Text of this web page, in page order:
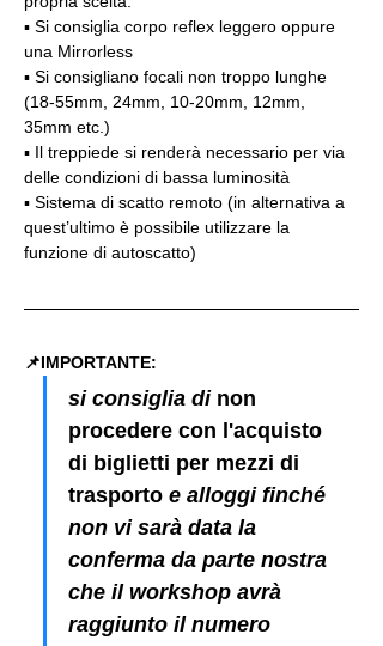
▪️ Si consiglia corpo reflex leggero oppure
una Mirrorless
▪️ Si consigliano focali non troppo lunghe
(18-55mm, 24mm, 10-20mm, 12mm,
35mm etc.)
▪️ Il treppiede si renderà necessario per via
delle condizioni di bassa luminosità
▪️ Sistema di scatto remoto (in alternativa a
quest’ultimo è possibile utilizzare la
funzione di autoscatto)
📌IMPORTANTE:
si consiglia di non
procedere con l'acquisto
di biglietti per mezzi di
trasporto e alloggi finché
non vi sarà data la
conferma da parte nostra
che il workshop avrà
raggiunto il numero